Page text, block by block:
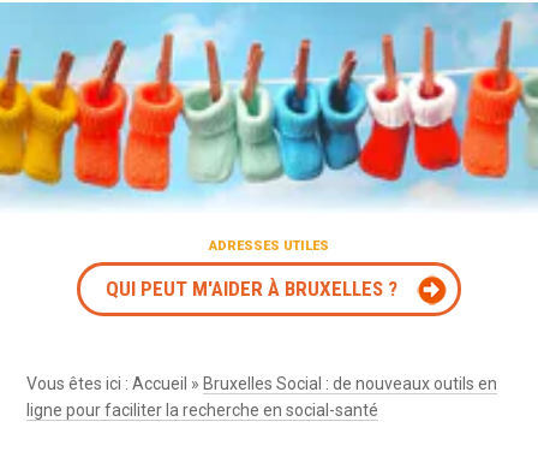
ADRESSES UTILES
QUI PEUT M'AIDER À BRUXELLES ?
Vous êtes ici :Accueil » Bruxelles Social : de nouveaux outils en
ligne pour faciliter la recherche en social-santé